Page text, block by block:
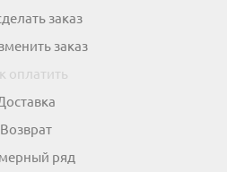
заказ
заказ
оплатить
Возврат
ряд